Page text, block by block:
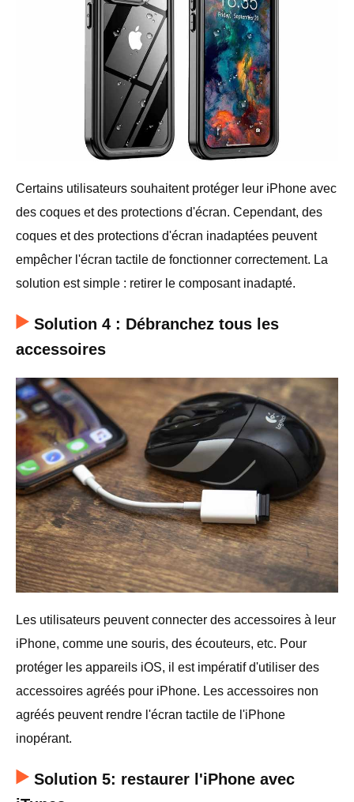
Certains utilisateurs souhaitent protéger leur iPhone avec
des coques et des protections d'écran. Cependant, des
coques et des protections d'écran inadaptées peuvent
empêcher l'écran tactile de fonctionner correctement. La
solution est simple : retirer le composant inadapté.
Solution 4 : Débranchez tous les
accessoires
Les utilisateurs peuvent connecter des accessoires à leur
iPhone, comme une souris, des écouteurs, etc. Pour
protéger les appareils iOS, il est impératif d'utiliser des
accessoires agréés pour iPhone. Les accessoires non
agréés peuvent rendre l'écran tactile de l'iPhone
inopérant.
Solution 5: restaurer l'iPhone avec